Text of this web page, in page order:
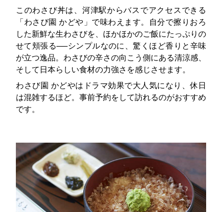
このわさび丼は、河津駅からバスでアクセスできる
「わさび園 かどや」で味わえます。自分で擦りおろ
した新鮮な生わさびを、ほかほかのご飯にたっぷりの
せて頬張る──シンプルなのに、驚くほど香りと辛味
が立つ逸品。わさびの辛さの向こう側にある清涼感、
そして日本らしい食材の力強さを感じさせます。
わさび園 かどやはドラマ効果で大人気になり、休日
は混雑するほど。事前予約をして訪れるのがおすすめ
です。